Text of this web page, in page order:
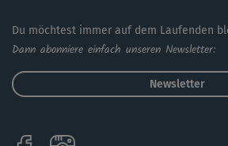
Du möchtest immer auf dem Laufenden
Dann abonniere einfach unseren Newsletter:
Newsletter